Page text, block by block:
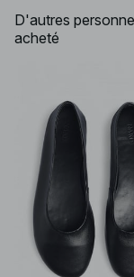
D'autres
acheté